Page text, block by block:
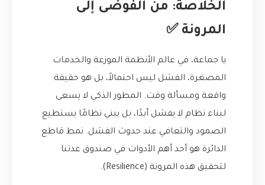
الخلاصة: من الفوضى إلى
المرونة ✅
يا جماعة، في عالم الأنظمة الموزعة والخدمات
المصغرة، الفشل ليس احتمالاً، بل هو حقيقة
واقعة ومسألة وقت. المطور الذكي لا يسعى
لبناء نظام لا يفشل أبدًا، بل يبني نظامًا يستطيع
الصمود والتعافي عند حدوث الفشل. نمط قاطع
الدائرة هو أحد أهم الأدوات في صندوق عدتنا
لتحقيق هذه المرونة (Resilience).